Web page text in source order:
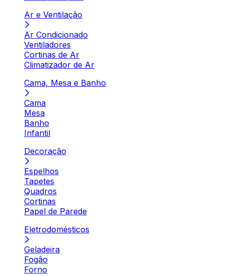
Ar e Ventilação
Ar Condicionado
Ventiladores
Cortinas de Ar
Climatizador de Ar
Cama, Mesa e Banho
Cama
Mesa
Banho
Infantil
Decoração
Espelhos
Tapetes
Quadros
Cortinas
Papel de Parede
Eletrodomésticos
Geladeira
Fogão
Forno